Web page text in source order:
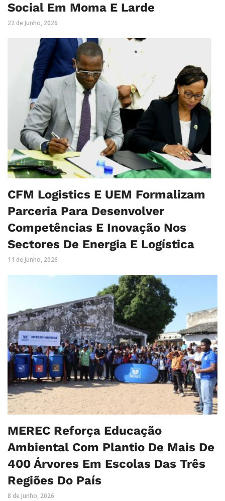
Social Em Moma E Larde
22 de Junho, 2026
CFM Logistics E UEM Formalizam
Parceria Para Desenvolver
Competências E Inovação Nos
Sectores De Energia E Logística
11 de Junho, 2026
MEREC Reforça Educação
Ambiental Com Plantio De Mais De
400 Árvores Em Escolas Das Três
Regiões Do País
8 de Junho, 2026